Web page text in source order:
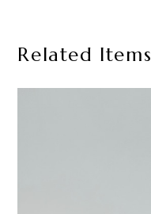
Related Items